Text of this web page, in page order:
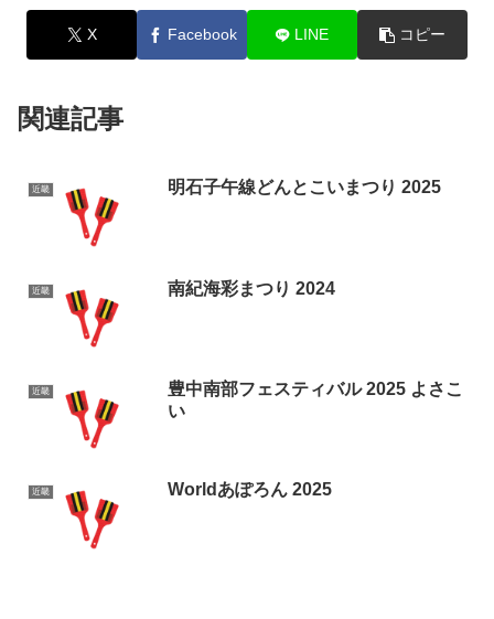
X Facebook LINE コピー
関連記事
近畿 明石子午線どんとこいまつり 2025
近畿 南紀海彩まつり 2024
近畿
豊中南部フェスティバル 2025 よさこ
い
近畿 Worldあぽろん 2025